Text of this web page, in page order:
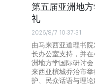
第五届亚洲地
礼
2026/8/7 10:37:31
由马来西亚道理书
长办公室支持，并
洲地方学国际研讨
来西亚槟城乔治市
护、民众话语与理论